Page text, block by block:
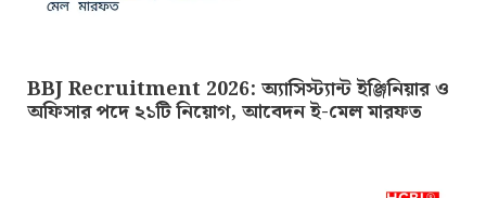
BBJ Recruitment 2026: অ্যাসিস্ট্যান্ট ইঞ্জিনিয়ার ও
অফিসার পদে ২১টি নিয়োগ, আবেদন ই-মেল মারফত